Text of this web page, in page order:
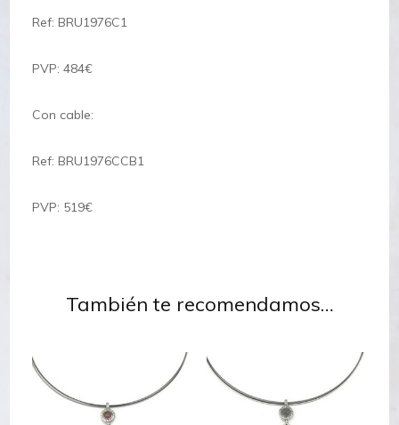
Ref: BRU1976C1
PVP: 484€
Con cable:
Ref: BRU1976CCB1
PVP: 519€
También te recomendamos…